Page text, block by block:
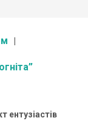
ентузіастів